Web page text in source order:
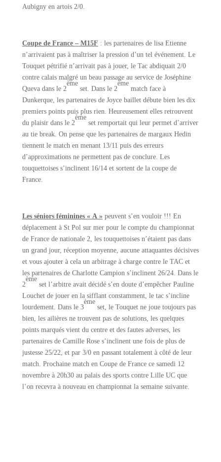
Aubigny en artois 2/0.
Coupe de France – M15F : les partenaires de lisa Etienne
n’arrivaient pas à maîtriser la pression d’un tel événement. Le
Touquet pétrifié n’arrivait pas à jouer, le Tac abdiquait 2/0
contre calais malgré un beau passage au service de Joséphine
Queva dans le 2
ème
set. Dans le 2
ème
match face à
Dunkerque, les partenaires de Joyce baillet débute bien les dix
premiers points puis plus rien. Heureusement elles retrouvent
du plaisir dans le 2
ème
set remportait qui leur permet d’arriver
au tie break. On pense que les partenaires de margaux Hedin
tiennent le match en menant 13/11 puis des erreurs
d’approximations ne permettent pas de conclure. Les
touquettoises s’inclinent 16/14 et sortent de la coupe de
France.
Les séniors féminines « A »peuvent s’en vouloir !!! En
déplacement à St Pol sur mer pour le compte du championnat
de France de nationale 2, les touquettoises n’étaient pas dans
un grand jour, réception moyenne, aucune attaquantes décisives
et vous ajouter à cela un arbitrage à charge contre le TAC et
les partenaires de Charlotte Campion s’inclinent 26/24. Dans le
2
ème
set l’arbitre avait décidé s’en doute d’empêcher Pauline
Louchet de jouer en la sifflant constamment, le tac s’incline
lourdement. Dans le 3
ème
set, le Touquet ne joue toujours pas
bien, les ailières ne trouvent pas de solutions, les quelques
points marqués vient du centre et des fautes adverses, les
partenaires de Camille Rose s’inclinent une fois de plus de
justesse 25/22, et par 3/0 en passant totalement à côté de leur
match. Prochaine match en Coupe de France ce samedi 12
novembre à 20h30 au palais des sports contre Lille UC que
l’on recevra à nouveau en championnat la semaine suivante.